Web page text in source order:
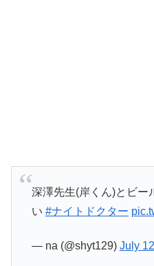
深澤先生(岸くん)とビー
い #ナイトドクター
— na (@shyt129) July